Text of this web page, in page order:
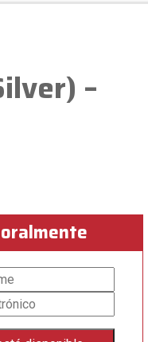
–